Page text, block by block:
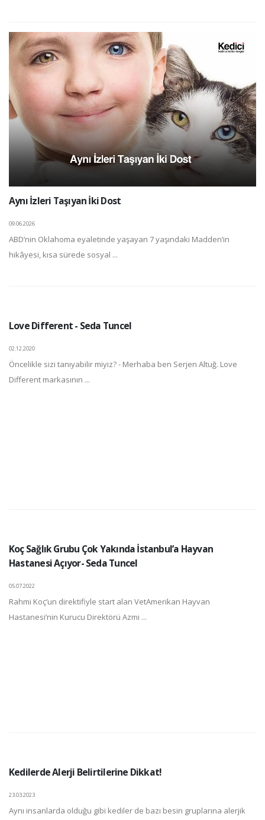
Aynı İzleri Taşıyan İki Dost
09.06.2026
ABD’nin Oklahoma eyaletinde yaşayan 7 yaşındaki Madden’in
hikâyesi, kısa sürede sosyal ...
Love Different - Seda Tuncel
02.12.2020
Öncelikle sizi tanıyabilir miyiz? - Merhaba ben Serjen Altuğ. Love
Different markasının ...
Koç Sağlık Grubu Çok Yakında İstanbul’a Hayvan
Hastanesi Açıyor- Seda Tuncel
05.07.2022
Rahmi Koç’un direktifiyle start alan VetAmerikan Hayvan
Hastanesi’nin Kurucu Direktörü Azmi ...
Kedilerde Alerji Belirtilerine Dikkat!
23.03.2023
Aynı insanlarda olduğu gibi kediler de bazı besin gruplarına alerjik